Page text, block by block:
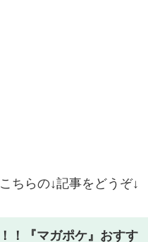
ちらの↓記事をどうぞ↓
！『マガポケ』おすす